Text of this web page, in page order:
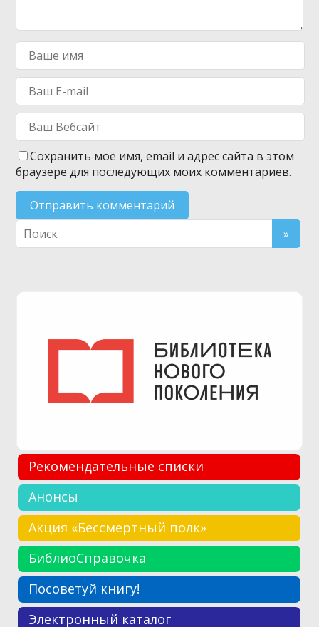
Сохранить моё имя, email и адрес сайта в этом
браузере для последующих моих комментариев.
Рекомендательные списки
Анонсы
Акция «Бессмертный полк»
БиблиоСправочка
Посоветуй книгу!
Электронный каталог